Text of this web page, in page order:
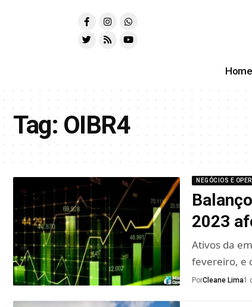
Home
Tag: OIBR4
NEGÓCIOS E
2023
Ativos da
fevereiro, e
PorCleane Lima1